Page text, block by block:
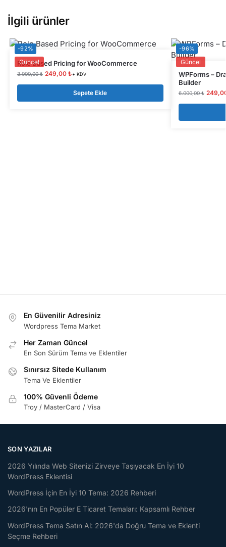
İlgili ürünler
-92%
Güncel
Role Based Pricing for WooCommerce
3.000,00₺ 249,00 ₺+ KDV
Sepete Ekle
-96%
Güncel
WPForms –
Builder
6.000,00₺
En Güvenilir Adresiniz
Wordpress Tema Market
Her Zaman Güncel
En Son Sürüm Tema ve Eklentiler
Sınırsız Sitede Kullanım
Tema Ve Eklentiler
100% Güvenli Ödeme
Troy / MasterCard / Visa
SON YAZILAR
2026 Yılında Web Sitenizi Zirveye Taşıyacak En İyi 10
WordPress Eklentisi
WordPress İçin En İyi 10 Tema: 2026 Rehberi
2026'nın En Popüler E Ticaret Temaları: Kapsamlı Rehber
WordPress Tema Satın Al: 2026'da Doğru Tema ve Eklenti
Seçme Rehberi